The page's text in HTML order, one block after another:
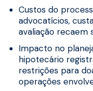
Custos do
advocatícios,
avaliação recaem
Impacto no
hipotecário
restrições para
operações